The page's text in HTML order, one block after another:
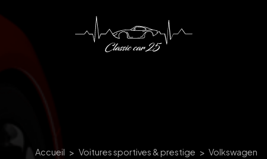
Accueil Voitures sportives & prestige
Volkswagen